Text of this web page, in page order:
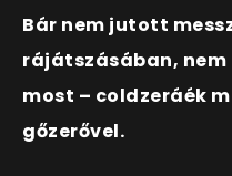
Bár nem jutott
rájátszásában,
most – coldzeráék
gőzerővel.